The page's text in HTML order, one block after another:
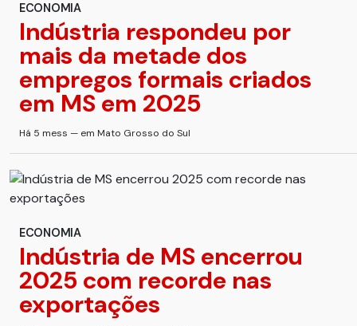
ECONOMIA
Indústria respondeu por
mais da metade dos
empregos formais criados
em MS em 2025
Há 5 mess — em Mato Grosso do Sul
ECONOMIA
Indústria de MS encerrou
2025 com recorde nas
exportações